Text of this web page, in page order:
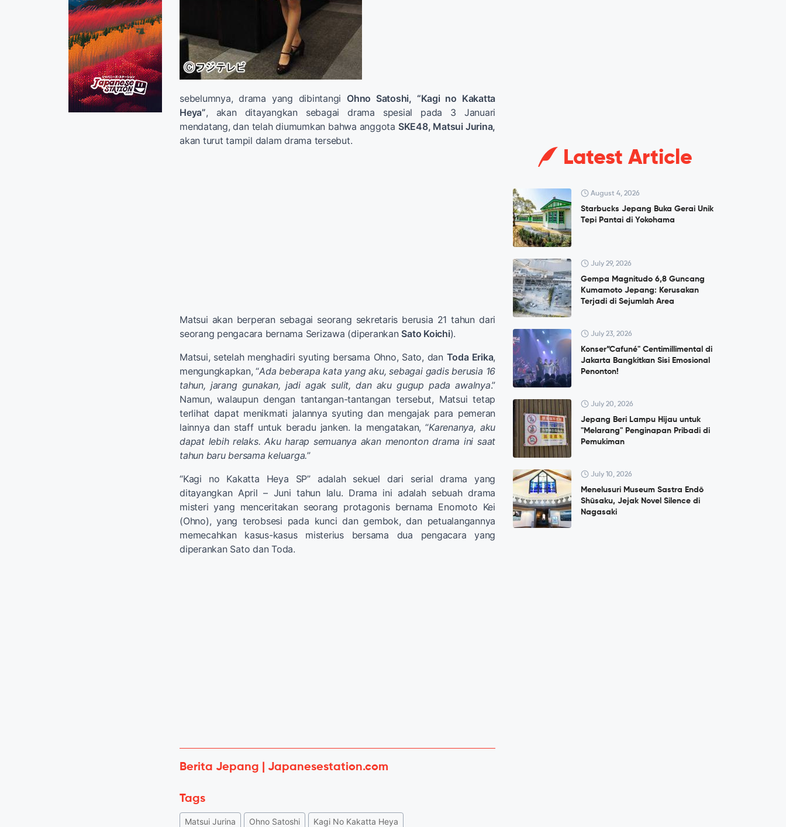
sebelumnya, drama yang dibintangi Ohno Satoshi, “Kagi no Kakatta
Heya”, akan ditayangkan sebagai drama spesial pada 3 Januari
mendatang, dan telah diumumkan bahwa anggota SKE48, Matsui Jurina,
akan turut tampil dalam drama tersebut.
Matsui akan berperan sebagai seorang sekretaris berusia 21 tahun dari
seorang pengacara bernama Serizawa (diperankan Sato Koichi).
Matsui, setelah menghadiri syuting bersama Ohno, Sato, dan Toda Erika,
mengungkapkan, “Ada beberapa kata yang aku, sebagai gadis berusia 16
tahun, jarang gunakan, jadi agak sulit, dan aku gugup pada awalnya.”
Namun, walaupun dengan tantangan-tantangan tersebut, Matsui tetap
terlihat dapat menikmati jalannya syuting dan mengajak para pemeran
lainnya dan staff untuk beradu janken. Ia mengatakan, “Karenanya, aku
dapat lebih relaks. Aku harap semuanya akan menonton drama ini saat
tahun baru bersama keluarga.”
“Kagi no Kakatta Heya SP” adalah sekuel dari serial drama yang
ditayangkan April – Juni tahun lalu. Drama ini adalah sebuah drama
misteri yang menceritakan seorang protagonis bernama Enomoto Kei
(Ohno), yang terobsesi pada kunci dan gembok, dan petualangannya
memecahkan kasus-kasus misterius bersama dua pengacara yang
diperankan Sato dan Toda.
Berita Jepang | Japanesestation.com
Tags
Matsui Jurina Ohno Satoshi Kagi No Kakatta Heya
Latest Article
August 4, 2026
Starbucks Jepang Buka Gerai Unik
Tepi Pantai di Yokohama
July 29, 2026
Gempa Magnitudo 6,8 Guncang
Kumamoto Jepang: Kerusakan
Terjadi di Sejumlah Area
July 23, 2026
Konser”Cafuné" Centimillimental di
Jakarta Bangkitkan Sisi Emosional
Penonton!
July 20, 2026
Jepang Beri Lampu Hijau untuk
"Melarang" Penginapan Pribadi di
Pemukiman
July 10, 2026
Menelusuri Museum Sastra Endō
Shūsaku, Jejak Novel Silence di
Nagasaki